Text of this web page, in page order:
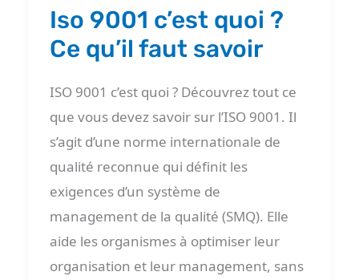
Iso 9001 c’est quoi ?
Ce qu’il faut savoir
ISO 9001 c’est quoi ? Découvrez tout ce
que vous devez savoir sur l’ISO 9001. Il
s’agit d’une norme internationale de
qualité reconnue qui définit les
exigences d’un système de
management de la qualité (SMQ). Elle
aide les organismes à optimiser leur
organisation et leur management, sans
faut
savoir